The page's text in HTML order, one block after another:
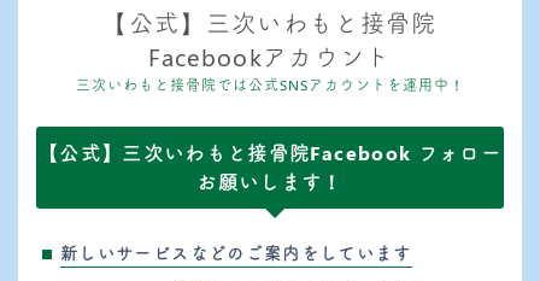
【公式】三次いわもと接骨院
Facebookアカウント
三次いわもと接骨院では公式SNSアカウントを運用中！
【公式】三次いわもと接骨院Facebook フォロー
お願いします！
新しいサービスなどのご案内をしています